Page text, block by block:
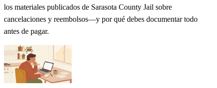
los materiales publicados de Sarasota County Jail sobre
cancelaciones y reembolsos—y por qué debes documentar todo
antes de pagar.